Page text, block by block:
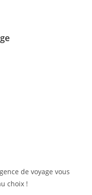
de voyage vous
choix !